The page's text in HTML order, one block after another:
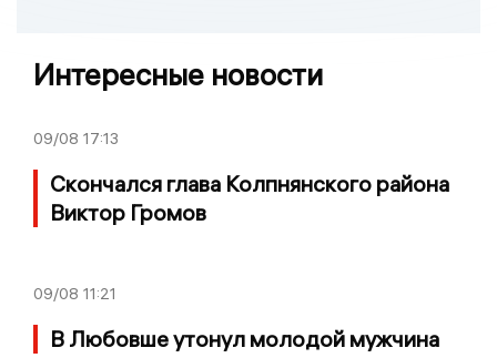
Интересные новости
09/08 17:13
Скончался глава Колпнянского района
Виктор Громов
09/08 11:21
В Любовше утонул молодой мужчина